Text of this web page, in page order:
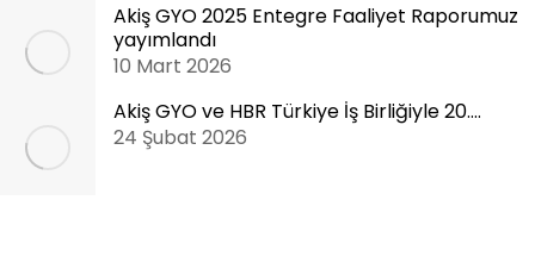
Akiş GYO 2025 Entegre Faaliyet Raporumuz
yayımlandı
10 Mart 2026
Akiş GYO ve HBR Türkiye İş Birliğiyle 20.…
24 Şubat 2026